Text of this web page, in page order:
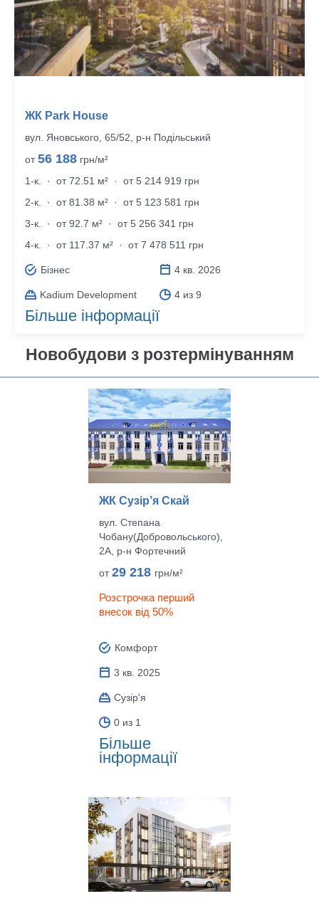
ЖК Park House
вул. Яновського, 65/52, р‑н Подільський
от56 188 грн/м²
1-к.
· от 72.51 м² ·
от 5 214 919 грн
2-к.
· от 81.38 м² ·
от 5 123 581 грн
3-к.
· от 92.7 м² ·
от 5 256 341 грн
4-к.
· от 117.37 м² · от 7 478 511 грн
Бізнес 4 кв. 2026
Kadium Development 4 из 9
Більше інформації
Новобудови з розтермінуванням
ЖК Сузір’я Скай
вул. Степана
Чобану(Добровольського),
2А, р‑н Фортечний
от29 218 грн/м²
Розстрочка перший
внесок від 50%
Комфорт
3 кв. 2025
Сузір'я
0 из 1
Більше
інформації